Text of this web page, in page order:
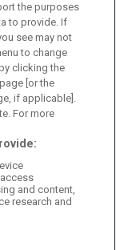
the purposes
to provide. If
see may not
to change
clicking the
[or the
if applicable].
For more
and content,
research and